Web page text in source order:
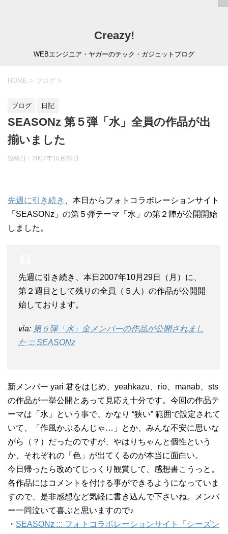
Creazy!
WEBエンジニア・ヤガーのテック・ガジェットブログ
HOME > ブログ >
ブログ 日記
SEASONz 第５弾「水」全員の作品が出
揃いました
投稿日： 2007年10月29日
先週に引き続き
、本日からフォトコラボレーションサイト
「SEASONz」の第５弾テーマ「水」の第２陣が公開開始
しました。
先週に引き続き、本日2007年10月29日（月）に、
第２週目として残りの全員（５人）の作品が公開開
始しております。
via: 第５弾「水」全メンバーの作品が公開されまし
た ::: SEASONz
新メンバー yari 君をはじめ、yeahkazu、rio、manab、sts
の作品が一挙公開とあって見応え十分です。今回の作品テ
ーマは「水」という事で、かなり “狭い” 範囲で設定されて
いて、「作風かぶるんじゃ…」とか、みんな不安に思いな
がら（？）だったのですが、やはりちゃんと個性という
か、それぞれの「色」が出てくるのが本当に面白い。
今日帰ったら改めてじっくり観賞して、感想書こうっと。
各作品にはコメントを付ける事ができるようになっていま
すので、是非感想など気軽に書き込んで下さいね。メンバ
ー一同泣いて喜ぶと思いますので♪
・ SEASONz ::: フォトコラボレーションサイト「シーズン